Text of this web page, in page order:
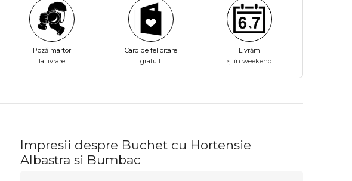
Poză martor
la livrare
Card de felicitare
gratuit
Livrăm
și în weekend
Impresii despre Buchet cu Hortensie
Albastra si Bumbac